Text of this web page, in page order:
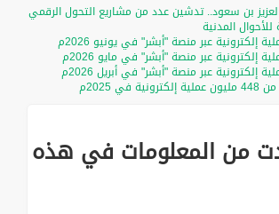
بن سعود.. تدشين عدد من مشاريع التحول الرقمي
للأحوال المدنية
2025م
من المعلومات في هذه